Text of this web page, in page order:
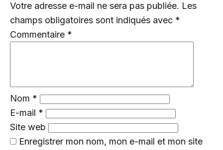
Votre adresse e-mail ne sera pas publiée. Les
champs obligatoires sont indiqués avec *
Commentaire *
Nom *
E-mail *
Site web
Enregistrer mon nom, mon e-mail et mon site